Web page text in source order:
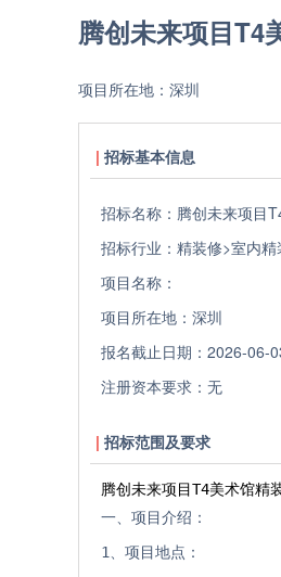
采购人动态
腾创未来项目T4
项目所在地： 深圳
招标基本信息
招标名称： 腾创未来项目
招标行业： 精装修>室内精
项目名称：
项目所在地： 深圳
报名截止日期： 2026-06-
注册资本要求： 无
招标范围及要求
腾创未来项目T4美术馆精
一、项目介绍：
1、项目地点：